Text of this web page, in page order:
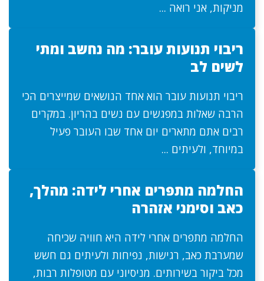
מניקות, אני רואה ...
ריבוי תנועות עובר: מה נחשב ומתי
לשים לב
ריבוי תנועות עובר הוא אחד הנושאים שמייצרים הכי
הרבה שאלות במפגשים עם נשים בהריון. במקרים
רבים אתם מתארים יום אחד שבו העובר פעיל
במיוחד, ולעיתים ...
החלמה מתפרים אחרי לידה: מהלך,
כאב וסימני אזהרה
החלמה מתפרים אחרי לידה היא חוויה שכיחה
שמערבת כאב, רגישות, נפיחות ולעיתים גם חשש
מכל ביקור בשירותים. מניסיוני עם מטופלות רבות,